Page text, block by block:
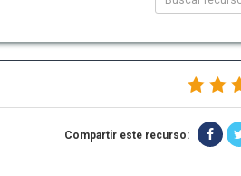
Compartir este recurso: